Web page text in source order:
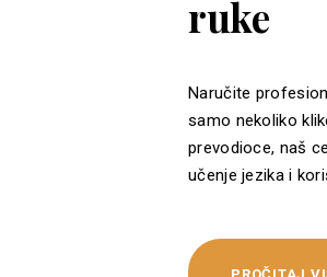
ruke
Naručite
samo nekoliko
prevodioce, naš
učenje jezika i